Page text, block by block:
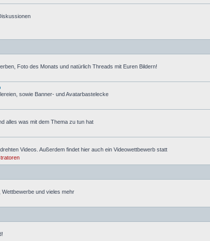
Foto des Monats und natürlich Threads mit Euren Bildern!
sowie Banner- und Avatarbastelecke
alles was mit dem Thema zu tun hat
Videos. Außerdem findet hier auch ein Videowettbewerb statt
und vieles mehr